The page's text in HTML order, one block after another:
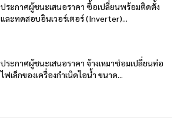
ประกาศผู้ชนะเสนอราคา ซื้อเปลี่ยนพร้อมติดตั้ง
และทดสอบอินเวอร์เตอร์ (Inverter)...
ประกาศผู้ชนะเสนอราคา จ้างเหมาซ่อมเปลี่ยนท่อ
ไฟเล็กของเครื่องกำเนิดไอน้ำ ขนาด...